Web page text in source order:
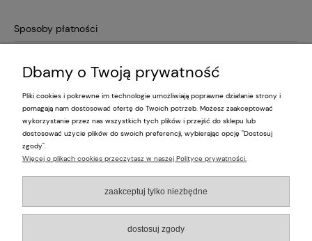
Sposoby płatności
Pomoc
Moje konto
O nas
Dbamy o Twoją prywatność
Pliki cookies i pokrewne im technologie umożliwiają poprawne działanie strony i
pomagają nam dostosować ofertę do Twoich potrzeb. Możesz zaakceptować
wykorzystanie przez nas wszystkich tych plików i przejść do sklepu lub
dostosować użycie plików do swoich preferencji, wybierając opcję "Dostosuj
zgody".
Więcej o plikach cookies przeczytasz w naszej Polityce prywatności.
zaakceptuj tylko niezbędne
dostosuj zgody